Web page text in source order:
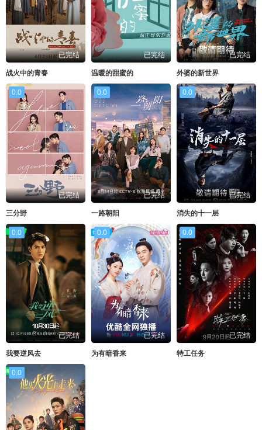
已完结
战火中的青春
已完结
温暖的甜蜜的
已完结
外婆的新世界
0.0
已完结
三分野
0.0
已完结
一路朝阳
0.0
已完结
消失的十一层
0.0
已完结
我要逆风去
0.0
已完结
为有暗香来
0.0
已完结
特工任务
0.0